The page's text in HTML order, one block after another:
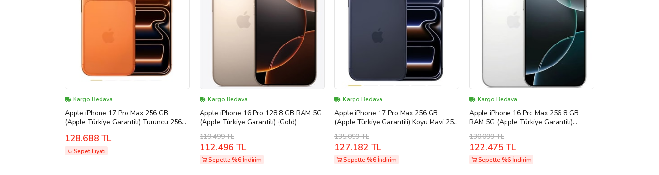
Kargo Bedava
Apple iPhone 17 Pro Max 256 GB
(Apple Türkiye Garantili) Turuncu 256
128.688 TL
Sepet Fiyatı
Kargo Bedava
Apple iPhone 16 Pro 128 8 GB RAM 5G
(Apple Türkiye Garantili) (Gold)
119.499 TL
112.496 TL
Sepette %6 İndirim
Kargo Bedava
Apple iPhone 17 Pro Max 256 GB
(Apple Türkiye Garantili) Koyu Mavi 256
135.099 TL
127.182 TL
Sepette %6 İndirim
Kargo Bedava
Apple iPhone 16 Pro Max 256 8 GB
RAM 5G (Apple Türkiye Garantili)
130.099 TL
122.475 TL
Sepette %6 İndirim